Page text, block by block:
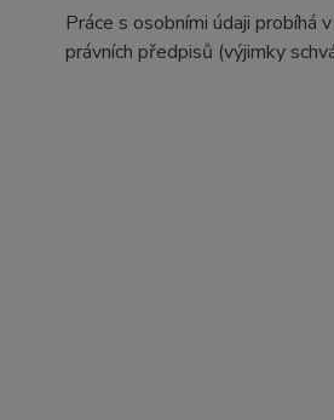
Práce s osobními údaji probíhá
právních předpisů (výjimky